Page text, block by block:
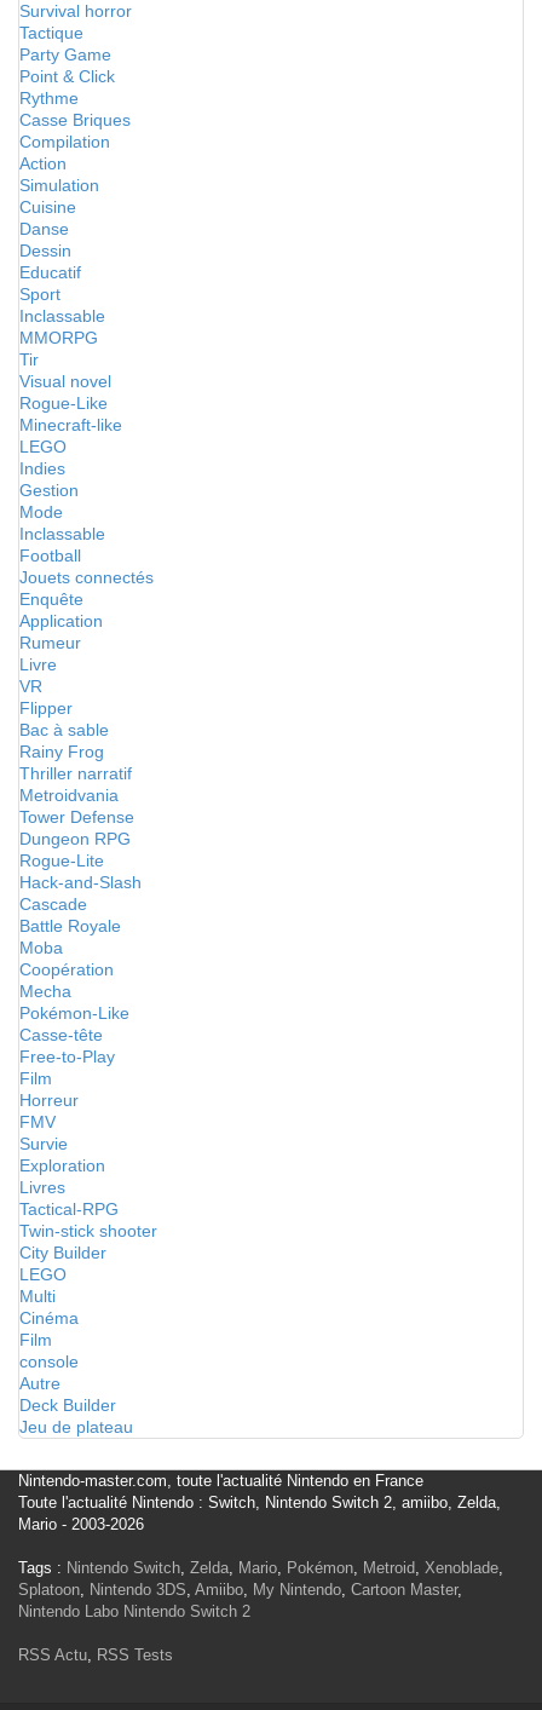
Survival horror
Tactique
Party Game
Point & Click
Rythme
Casse Briques
Compilation
Action
Simulation
Cuisine
Danse
Dessin
Educatif
Sport
Inclassable
MMORPG
Tir
Visual novel
Rogue-Like
Minecraft-like
LEGO
Indies
Gestion
Mode
Inclassable
Football
Jouets connectés
Enquête
Application
Rumeur
Livre
VR
Flipper
Bac à sable
Rainy Frog
Thriller narratif
Metroidvania
Tower Defense
Dungeon RPG
Rogue-Lite
Hack-and-Slash
Cascade
Battle Royale
Moba
Coopération
Mecha
Pokémon-Like
Casse-tête
Free-to-Play
Film
Horreur
FMV
Survie
Exploration
Livres
Tactical-RPG
Twin-stick shooter
City Builder
LEGO
Multi
Cinéma
Film
console
Autre
Deck Builder
Jeu de plateau
Nintendo-master.com, toute l'actualité Nintendo en France
Toute l'actualité Nintendo : Switch, Nintendo Switch 2, amiibo, Zelda,
Mario - 2003-2026
Tags : Nintendo Switch, Zelda, Mario, Pokémon, Metroid, Xenoblade,
Splatoon, Nintendo 3DS, Amiibo, My Nintendo, Cartoon Master,
Nintendo Labo Nintendo Switch 2
RSS Actu, RSS Tests